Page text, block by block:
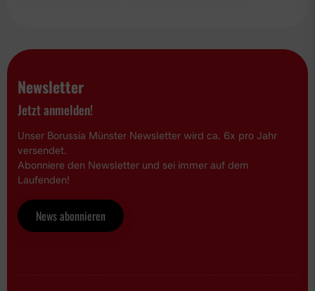
Newsletter
Jetzt anmelden!
Unser Borussia Münster Newsletter wird ca. 6x pro Jahr
versendet.
Abonniere den Newsletter und sei immer auf dem
Laufenden!
News abonnieren